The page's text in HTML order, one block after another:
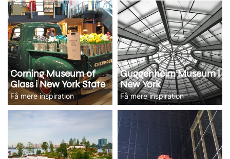
Corning Museum of
Glass i New York State
Få mere inspiration
Guggenheim Museum i
New York
Få mere inspiration